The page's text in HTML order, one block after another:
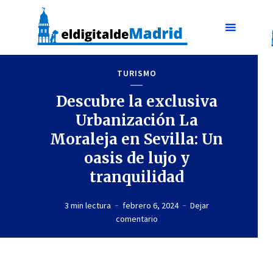
TURISMO
Descubre la exclusiva
Urbanización La
Moraleja en Sevilla: Un
oasis de lujo y
tranquilidad
3 min lectura febrero 6, 2024
Dejar
comentario